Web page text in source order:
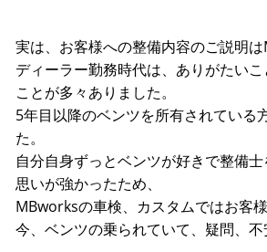
実は、お客様への整備内容のご説明
ディーラー勤務時代は、ありがたい
ことが多々ありました。
5年目以降のベンツを所有されている
た。
自分自身ずっとベンツが好きで整備
思いが強かったため、
MBworksの車検、カスタムではお客
今、ベンツの乗られていて、疑問、